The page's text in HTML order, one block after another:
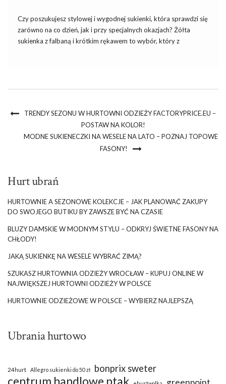
Czy poszukujesz stylowej i wygodnej sukienki, która sprawdzi się
zarówno na co dzień, jak i przy specjalnych okazjach? Żółta
sukienka z falbaną i krótkim rękawem to wybór, który z
TRENDY SEZONU W HURTOWNI ODZIEŻY FACTORYPRICE.EU –
POSTAW NA KOLOR!
MODNE SUKIENECZKI NA WESELE NA LATO – POZNAJ TOPOWE
FASONY!
Hurt ubrań
HURTOWNIE A SEZONOWE KOLEKCJE – JAK PLANOWAĆ ZAKUPY
DO SWOJEGO BUTIKU BY ZAWSZE BYĆ NA CZASIE
BLUZY DAMSKIE W MODNYM STYLU – ODKRYJ ŚWIETNE FASONY NA
CHŁODY!
JAKĄ SUKIENKĘ NA WESELE WYBRAĆ ZIMĄ?
SZUKASZ HURTOWNIA ODZIEŻY WROCŁAW – KUPUJ ONLINE W
NAJWIĘKSZEJ HURTOWNI ODZIEŻY W POLSCE
HURTOWNIE ODZIEŻOWE W POLSCE – WYBIERZ NAJLEPSZĄ
Ubrania hurtowo
24hurt Allegro sukienki do 50 zł bonprix sweter
centrum handlowe ptak